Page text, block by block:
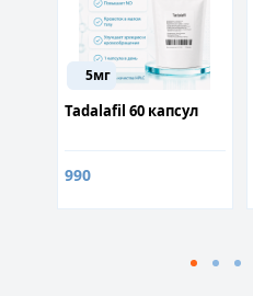
5мг
Tadalafil 60 капсул
990